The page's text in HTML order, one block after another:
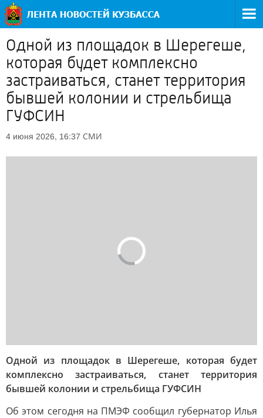
Одной из площадок в Шерегеше,
которая будет комплексно
застраиваться, станет территория
бывшей колонии и стрельбища
ГУФСИН
4 июня 2026, 16:37 СМИ
Одной из площадок в Шерегеше, которая будет
комплексно застраиваться, станет территория
бывшей колонии и стрельбища ГУФСИН
Об этом сегодня на ПМЭФ сообщил губернатор Илья